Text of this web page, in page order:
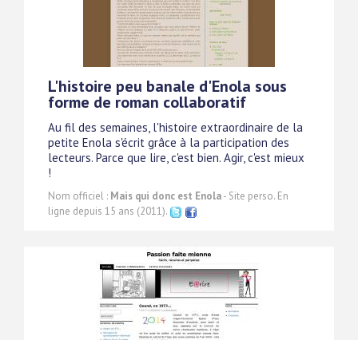
L'histoire peu banale d'Enola sous
forme de roman collaboratif
Au fil des semaines, l'histoire extraordinaire de la
petite Enola s'écrit grâce à la participation des
lecteurs. Parce que lire, c'est bien. Agir, c'est mieux
!
Nom officiel : Mais qui donc est Enola- Site perso. En
ligne depuis 15 ans (2011).